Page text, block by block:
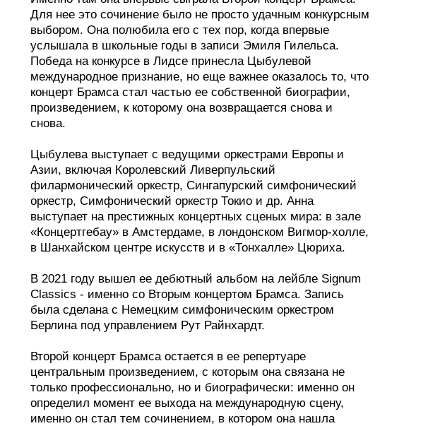
Для нее это сочинение было не просто удачным конкурсным
выбором. Она полюбила его с тех пор, когда впервые
услышала в школьные годы в записи Эмиля Гилельса.
Победа на конкурсе в Лидсе принесла Цыбулевой
международное признание, но еще важнее оказалось то, что
концерт Брамса стал частью ее собственной биографии,
произведением, к которому она возвращается снова и
снова.
Цыбулева выступает с ведущими оркестрами Европы и
Азии, включая Королевский Ливерпульский
филармонический оркестр, Сингапурский симфонический
оркестр, Симфонический оркестр Токио и др. Анна
выступает на престижных концертных сценых мира: в зале
«Концертгебау» в Амстердаме, в лондонском Вигмор-холле,
в Шанхайском центре искусств и в «Тонхалле» Цюриха.
В 2021 году вышел ее дебютный альбом на лейбле Signum
Classics - именно со Вторым концертом Брамса. Запись
была сделана с Немецким симфоническим оркестром
Берлина под управлением Рут Райнхардт.
Второй концерт Брамса остается в ее репертуаре
центральным произведением, с которым она связана не
только профессионально, но и биографически: именно он
определил момент ее выхода на международную сцену,
именно он стал тем сочинением, в котором она нашла